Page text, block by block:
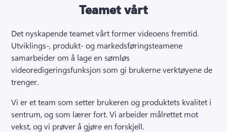
Teamet vårt
Utviklings-, produkt- og markedsføringsteamene
samarbeider om å lage en sømløs
videoredigeringsfunksjon som gi brukerne verktøyene de
trenger.
Vi er et team som setter brukeren og produktets kvalitet i
sentrum, og som lærer fort. Vi arbeider målrettet mot
vekst, og vi prøver å gjøre en forskjell.